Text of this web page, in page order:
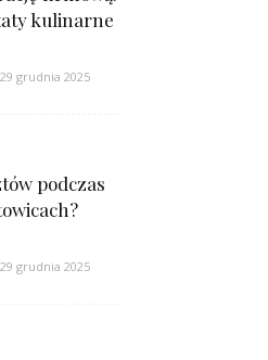
kulinarne
29 grudnia 2025
podczas
29 grudnia 2025